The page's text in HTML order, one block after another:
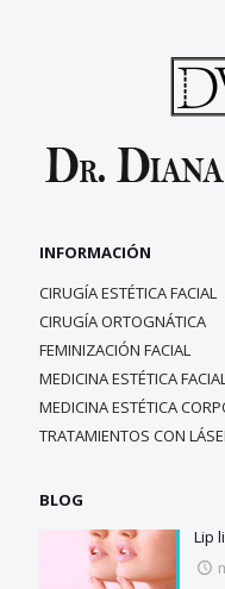
INFORMACIÓN
CIRUGÍA ESTÉTICA FACIAL
CIRUGÍA ORTOGNÁTICA
FEMINIZACIÓN FACIAL
MEDICINA ESTÉTICA
MEDICINA ESTÉTICA
TRATAMIENTOS CON
BLOG
Lip